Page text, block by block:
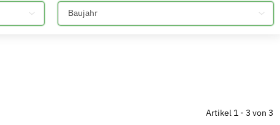
Bitte auswählen
Artikel 1 - 3 von 3